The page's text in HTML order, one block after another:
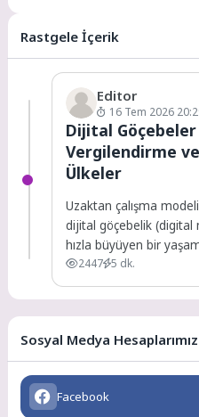
menzilli füze...
Rastgele İçerik
Editor
16 Tem 2026
Dijital
Vergilendirme
Ülkeler
Uzaktan çalışma
dijital göçebelik (digital
hızla büyüyen bir
bağlantısının...
2447 5 dk.
Sosyal Medya Hesaplarımız
Facebook